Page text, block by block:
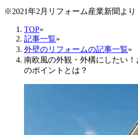
※2021年2月リフォーム産業新聞より
TOP»
記事一覧»
外壁のリフォームの記事一覧»
南欧風の外観・外構にしたい
のポイントとは？